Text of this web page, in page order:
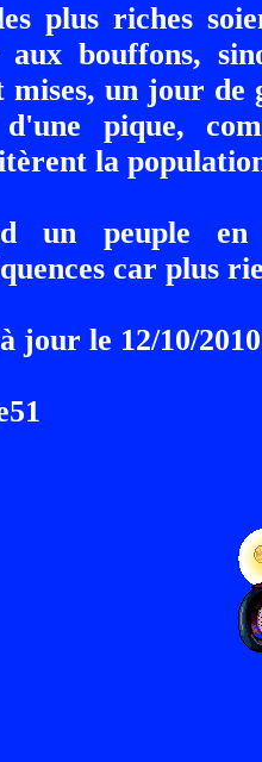
plus riches
aux bouffons,
mises, un jour de
pique,
la
un peuple
car plus
jour le 12/10/2010